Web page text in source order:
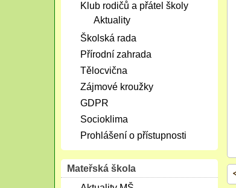
Klub rodičů a přátel školy
Aktuality
Školská rada
Přírodní zahrada
Tělocvična
Zájmové kroužky
GDPR
Socioklima
Prohlášení o přístupnosti
Mateřská škola